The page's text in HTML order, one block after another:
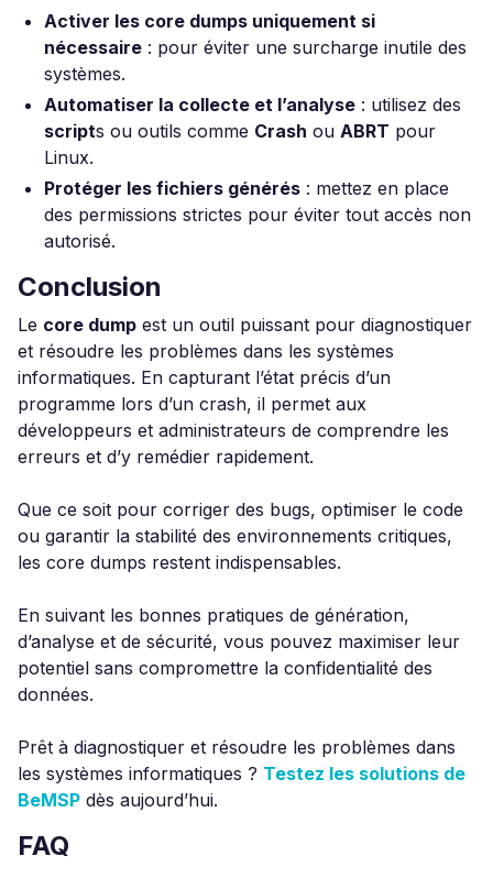
Activer les core dumps uniquement si
nécessaire : pour éviter une surcharge inutile des
systèmes.
Automatiser la collecte et l’analyse : utilisez des
scripts ou outils comme Crash ou ABRT pour
Linux.
Protéger les fichiers générés : mettez en place
des permissions strictes pour éviter tout accès non
autorisé.
Conclusion
Le core dump est un outil puissant pour diagnostiquer
et résoudre les problèmes dans les systèmes
informatiques. En capturant l’état précis d’un
programme lors d’un crash, il permet aux
développeurs et administrateurs de comprendre les
erreurs et d’y remédier rapidement.
Que ce soit pour corriger des bugs, optimiser le code
ou garantir la stabilité des environnements critiques,
les core dumps restent indispensables.
En suivant les bonnes pratiques de génération,
d’analyse et de sécurité, vous pouvez maximiser leur
potentiel sans compromettre la confidentialité des
données.
Prêt à diagnostiquer et résoudre les problèmes dans
les systèmes informatiques ? Testez les solutions de
BeMSP dès aujourd’hui.
FAQ